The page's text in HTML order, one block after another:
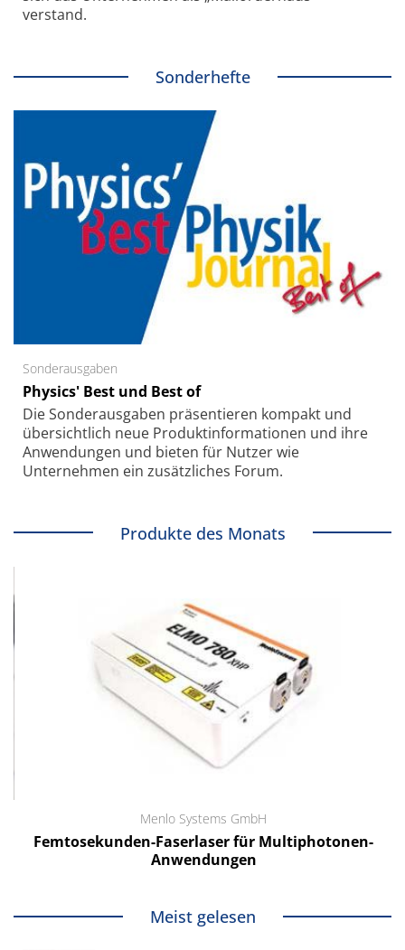
verstand.
Sonderhefte
Sonderausgaben
Physics' Best und Best of
Die Sonder­ausgaben präsentieren kompakt und
übersichtlich neue Produkt­informationen und ihre
Anwendungen und bieten für Nutzer wie
Unternehmen ein zusätzliches Forum.
Produkte des Monats
Menlo Systems GmbH
Femtosekunden-Faserlaser für Multiphotonen-
Anwendungen
Meist gelesen